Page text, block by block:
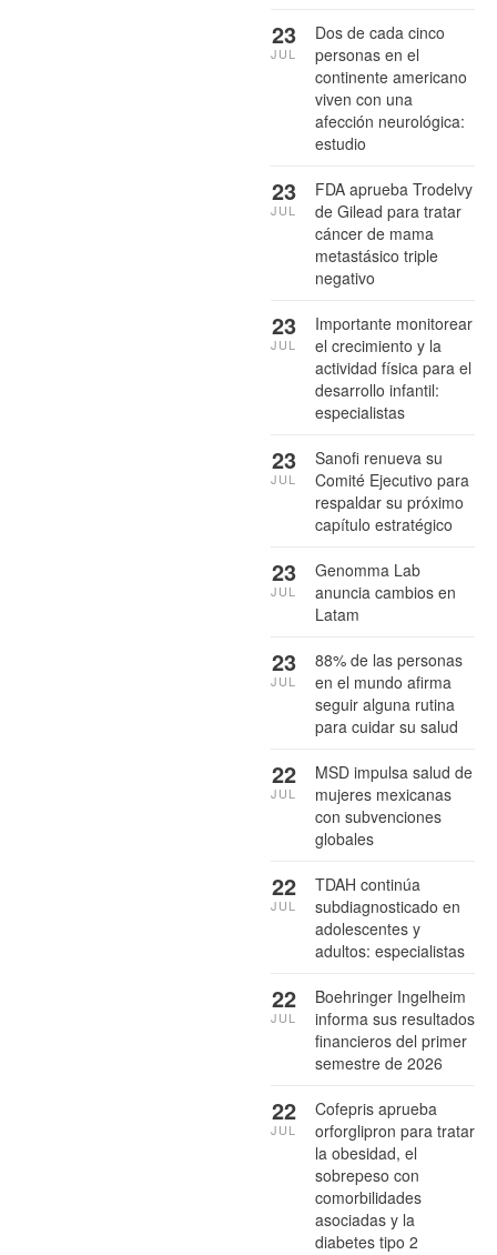
Dos de cada cinco
personas en el
continente americano
viven con una
afección neurológica:
estudio
23
JUL
FDA aprueba Trodelvy
de Gilead para tratar
cáncer de mama
metastásico triple
negativo
23
JUL
Importante monitorear
el crecimiento y la
actividad física para el
desarrollo infantil:
especialistas
23
JUL
Sanofi renueva su
Comité Ejecutivo para
respaldar su próximo
capítulo estratégico
23
JUL
Genomma Lab
anuncia cambios en
Latam
23
JUL
88% de las personas
en el mundo afirma
seguir alguna rutina
para cuidar su salud
23
JUL
MSD impulsa salud de
mujeres mexicanas
con subvenciones
globales
22
JUL
TDAH continúa
subdiagnosticado en
adolescentes y
adultos: especialistas
22
JUL
Boehringer Ingelheim
informa sus resultados
financieros del primer
semestre de 2026
22
JUL
Cofepris aprueba
orforglipron para tratar
la obesidad, el
sobrepeso con
comorbilidades
asociadas y la
diabetes tipo 2
22
JUL